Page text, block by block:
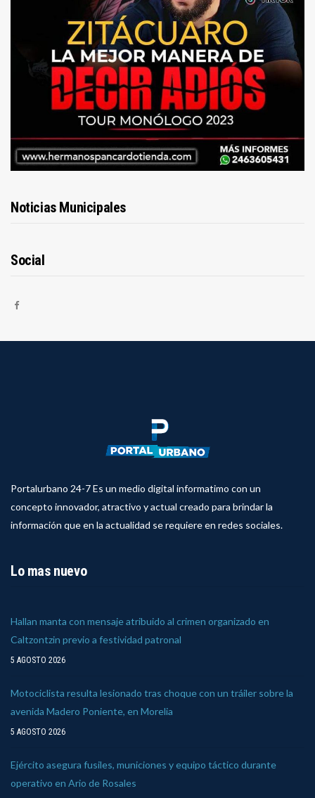
Noticias Municipales
Social
Portalurbano 24-7 Es un medio digital informatimo con un
concepto innovador, atractivo y actual creado para brindar la
información que en la actualidad se requiere en redes sociales.
Lo mas nuevo
Hallan manta con mensaje atribuido al crimen organizado en
Caltzontzin previo a festividad patronal
5 AGOSTO 2026
Motociclista resulta lesionado tras choque con un tráiler sobre la
avenida Madero Poniente, en Morelia
5 AGOSTO 2026
Ejército asegura fusiles, municiones y equipo táctico durante
operativo en Ario de Rosales